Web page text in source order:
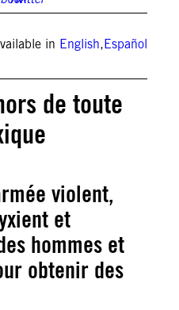
in English,Español
de toute
violent,
et
hommes et
obtenir des